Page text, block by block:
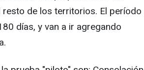
resto de los territorios. El período
días, y van a ir agregando